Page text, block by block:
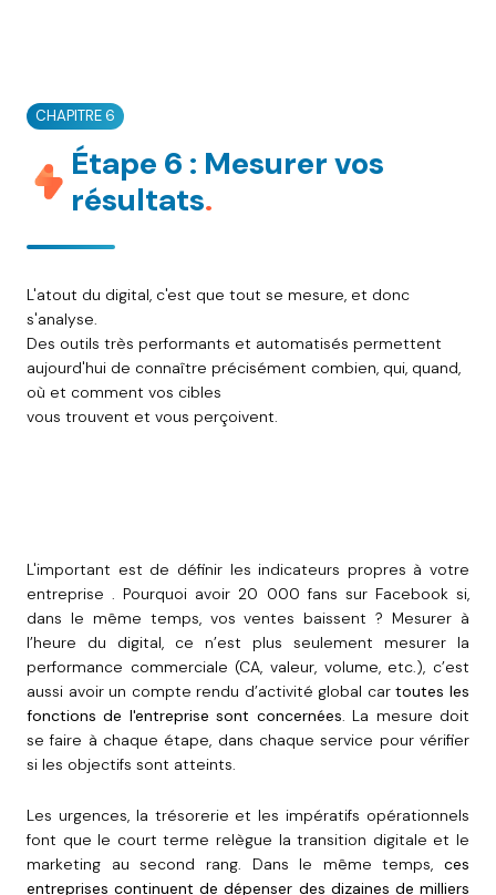
CHAPITRE 6
Étape 6 : Mesurer vos
résultats.
L'atout du digital, c'est que tout se mesure, et donc
s'analyse.
Des outils très performants et automatisés permettent
aujourd'hui de connaître précisément combien, qui, quand,
où et comment vos cibles
vous trouvent et vous perçoivent.
L'important est de définir les indicateurs propres à votre
entreprise . Pourquoi avoir 20 000 fans sur Facebook si,
dans le même temps, vos ventes baissent ? Mesurer à
l’heure du digital, ce n’est plus seulement mesurer la
performance commerciale (CA, valeur, volume, etc.), c’est
aussi avoir un compte rendu d’activité global cartoutes les
fonctions de l'entreprise sont concernées. La mesure doit
se faire à chaque étape, dans chaque service pour vérifier
si les objectifs sont atteints.
Les urgences, la trésorerie et les impératifs opérationnels
font que le court terme relègue la transition digitale et le
marketing au second rang. Dans le même temps, ces
entreprises continuent de dépenser des dizaines de milliers